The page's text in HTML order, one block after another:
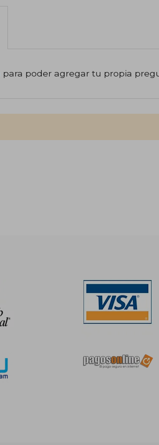
para poder agregar tu propia